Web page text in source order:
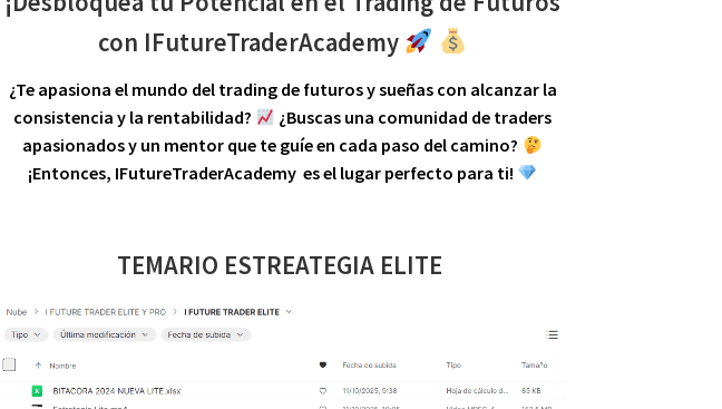
con IFutureTraderAcademy
¿Te apasiona el mundo del trading de futuros y sueñas con alcanzar la
consistencia y la rentabilidad?
¿Buscas una comunidad de traders
apasionados y un mentor que te guíe en cada paso del camino?
¡Entonces, IFutureTraderAcademy es el lugar perfecto para ti!
TEMARIO ESTREATEGIA ELITE